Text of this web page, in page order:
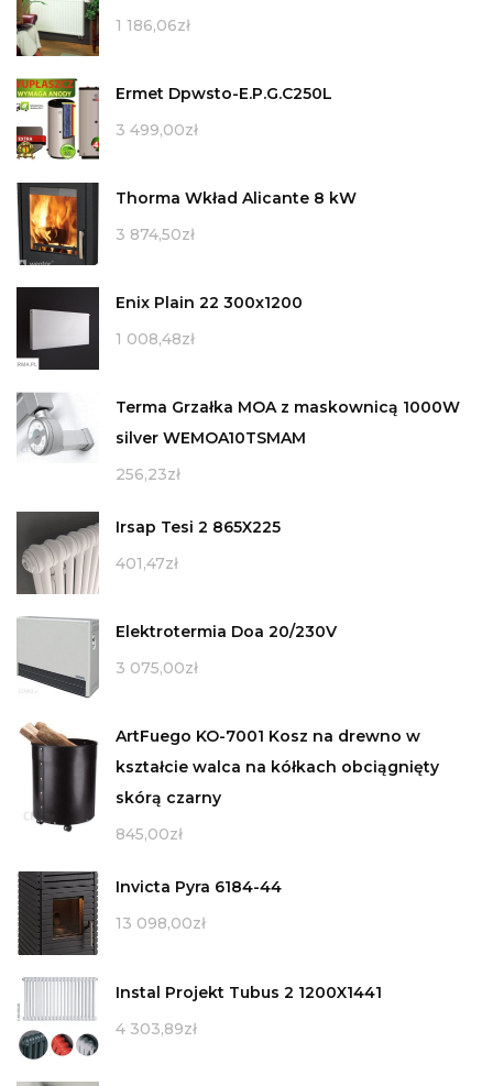
1 186,06zł
Ermet Dpwsto-E.P.G.C250L
3 499,00zł
Thorma Wkład Alicante 8 kW
3 874,50zł
Enix Plain 22 300x1200
1 008,48zł
Terma Grzałka MOA z maskownicą 1000W
silver WEMOA10TSMAM
256,23zł
Irsap Tesi 2 865X225
401,47zł
Elektrotermia Doa 20/230V
3 075,00zł
ArtFuego KO-7001 Kosz na drewno w
kształcie walca na kółkach obciągnięty
skórą czarny
845,00zł
Invicta Pyra 6184-44
13 098,00zł
Instal Projekt Tubus 2 1200X1441
4 303,89zł